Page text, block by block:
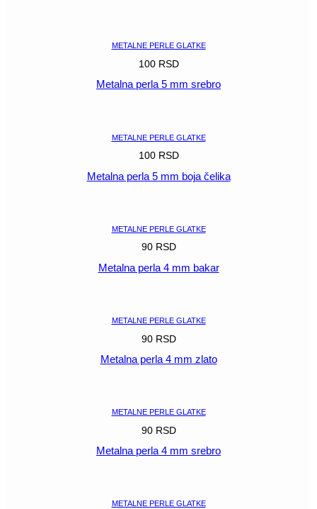
METALNE PERLE GLATKE
100 RSD
Metalna perla 5 mm srebro
METALNE PERLE GLATKE
100 RSD
Metalna perla 5 mm boja čelika
METALNE PERLE GLATKE
90 RSD
Metalna perla 4 mm bakar
METALNE PERLE GLATKE
90 RSD
Metalna perla 4 mm zlato
METALNE PERLE GLATKE
90 RSD
Metalna perla 4 mm srebro
METALNE PERLE GLATKE